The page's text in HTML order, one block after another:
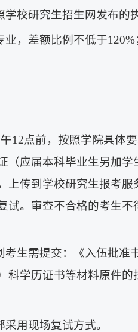
校研究生招生网发布的
，差额比例不低于
12点前，按照学院具体
（应届本科毕业生另加
传到学校研究生报考服
试。审查不合格的考生
考生需提交：《入伍批
科学历证书等材料原件的
用现场复试方式。